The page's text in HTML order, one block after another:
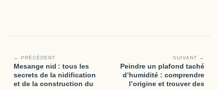
← PRÉCÉDENT
Mesange nid : tous les
secrets de la nidification
et de la construction du
SUIVANT →
Peindre un plafond taché
d’humidité : comprendre
l’origine et trouver des